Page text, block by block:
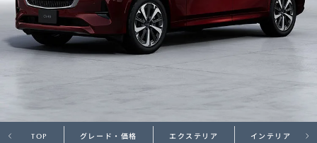
企業・IR・採用
TOP グレード・価格 エクステリア インテリア